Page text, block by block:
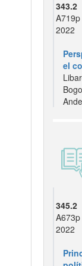
343.2
A719p
2022
el
345.2
A673p
2022